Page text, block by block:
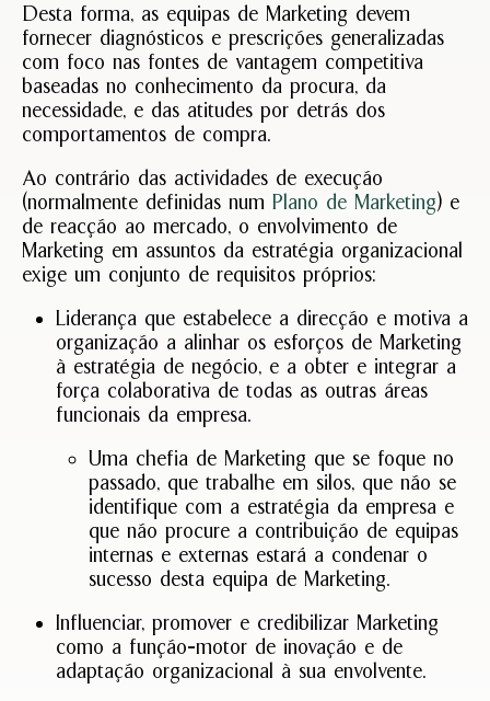
Desta forma, as equipas de Marketing devem
fornecer diagnósticos e prescrições generalizadas
com foco nas fontes de vantagem competitiva
baseadas no conhecimento da procura, da
necessidade, e das atitudes por detrás dos
comportamentos de compra.
Ao contrário das actividades de execução
(normalmente definidas num Plano de Marketing) e
de reacção ao mercado, o envolvimento de
Marketing em assuntos da estratégia organizacional
exige um conjunto de requisitos próprios:
Liderança que estabelece a direcção e motiva a
organização a alinhar os esforços de Marketing
à estratégia de negócio, e a obter e integrar a
força colaborativa de todas as outras áreas
funcionais da empresa.
Uma chefia de Marketing que se foque no
passado, que trabalhe em silos, que não se
identifique com a estratégia da empresa e
que não procure a contribuição de equipas
internas e externas estará a condenar o
sucesso desta equipa de Marketing.
Influenciar, promover e credibilizar Marketing
como a função-motor de inovação e de
adaptação organizacional à sua envolvente.
Sem
Ler